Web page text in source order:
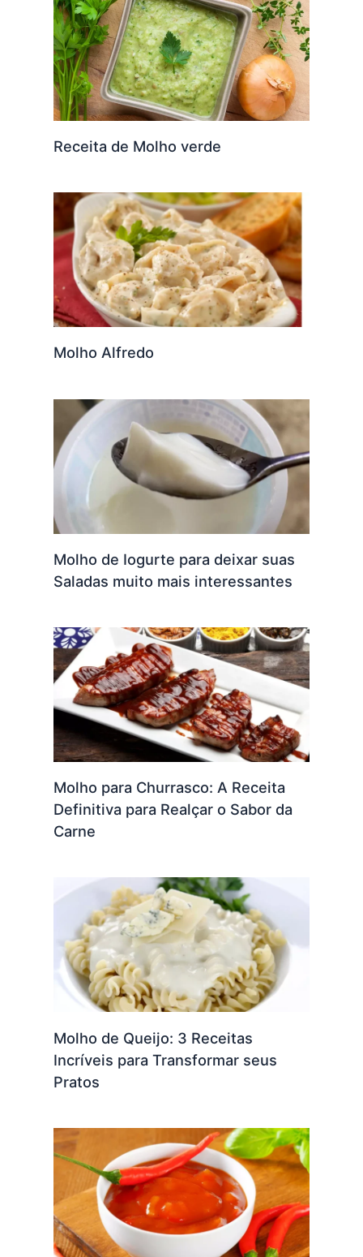
Receita de Molho verde
Molho Alfredo
Molho de Iogurte para deixar suas
Saladas muito mais interessantes
Molho para Churrasco: A Receita
Definitiva para Realçar o Sabor da
Carne
Molho de Queijo: 3 Receitas
Incríveis para Transformar seus
Pratos